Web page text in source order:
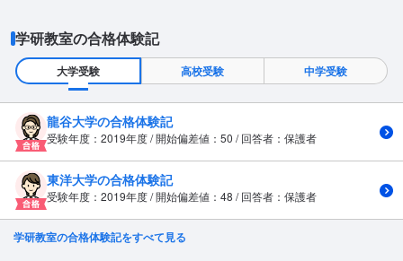
学研教室の合格体験記
大学受験 高校受験 中学受験
龍谷大学の合格体験記
受験年度：2019年度 / 開始偏差値：50 / 回答者：保護者
東洋大学の合格体験記
受験年度：2019年度 / 開始偏差値：48 / 回答者：保護者
学研教室の合格体験記をすべて見る